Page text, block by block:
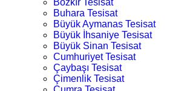
Buhara Tesisat
Büyük Aymanas Tesisat
Büyük İhsaniye Tesisat
Büyük Sinan Tesisat
Cumhuriyet Tesisat
Çaybaşı Tesisat
Çimenlik Tesisat